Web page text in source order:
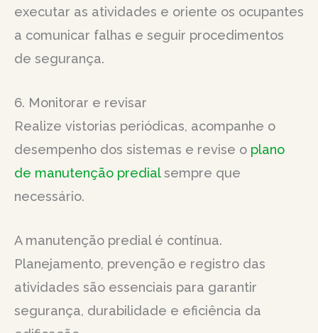
executar as atividades e oriente os ocupantes
a comunicar falhas e seguir procedimentos
de segurança.
6. Monitorar e revisar
Realize vistorias periódicas, acompanhe o
desempenho dos sistemas e revise o plano
de manutenção predialsempre que
necessário.
A manutenção predial é contínua.
Planejamento, prevenção e registro das
atividades são essenciais para garantir
segurança, durabilidade e eficiência da